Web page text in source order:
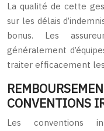
La qualité de cette
sur les délais
bonus. Les
généralement
traiter efficacement
CONVENTIONS
Les conventions